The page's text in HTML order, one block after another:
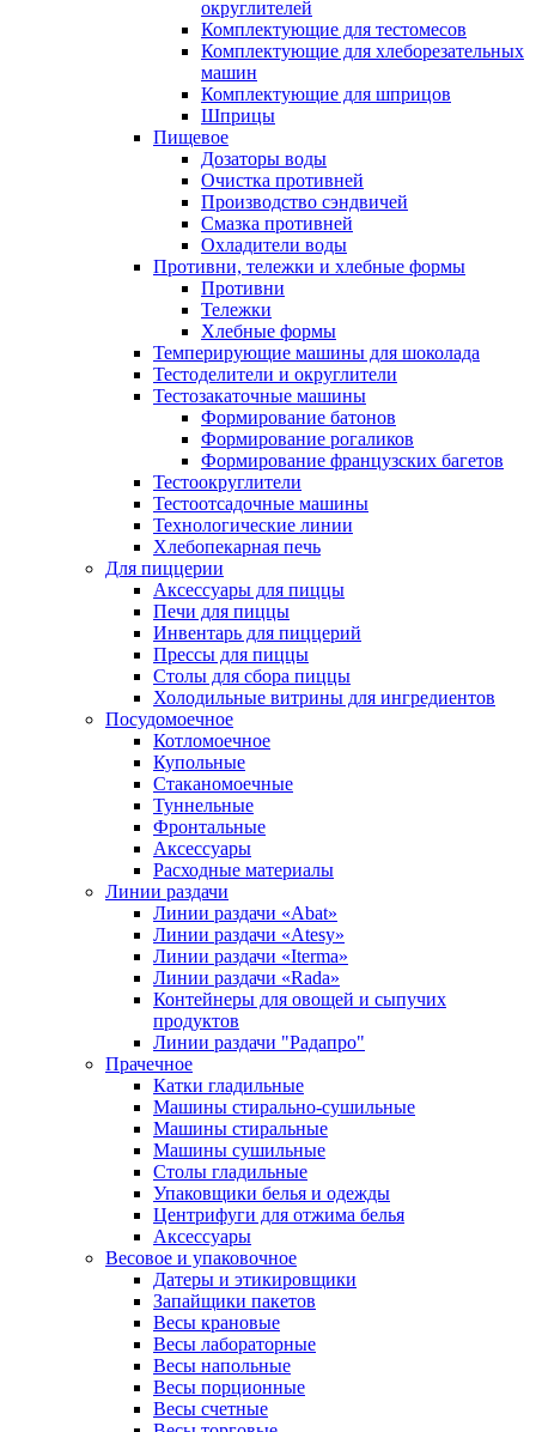
округлителей
Комплектующие для тестомесов
Комплектующие для хлеборезательных
машин
Комплектующие для шприцов
Шприцы
Пищевое
Дозаторы воды
Очистка противней
Производство сэндвичей
Смазка противней
Охладители воды
Противни, тележки и хлебные формы
Противни
Тележки
Хлебные формы
Темперирующие машины для шоколада
Тестоделители и округлители
Тестозакаточные машины
Формирование батонов
Формирование рогаликов
Формирование французских багетов
Тестоокруглители
Тестоотсадочные машины
Технологические линии
Хлебопекарная печь
Для пиццерии
Аксессуары для пиццы
Печи для пиццы
Инвентарь для пиццерий
Прессы для пиццы
Столы для сбора пиццы
Холодильные витрины для ингредиентов
Посудомоечное
Котломоечное
Купольные
Стаканомоечные
Туннельные
Фронтальные
Аксессуары
Расходные материалы
Линии раздачи
Линии раздачи «Abat»
Линии раздачи «Atesy»
Линии раздачи «Iterma»
Линии раздачи «Rada»
Контейнеры для овощей и сыпучих
продуктов
Линии раздачи "Радапро"
Прачечное
Катки гладильные
Машины стирально-сушильные
Машины стиральные
Машины сушильные
Столы гладильные
Упаковщики белья и одежды
Центрифуги для отжима белья
Аксессуары
Весовое и упаковочное
Датеры и этикировщики
Запайщики пакетов
Весы крановые
Весы лабораторные
Весы напольные
Весы порционные
Весы счетные